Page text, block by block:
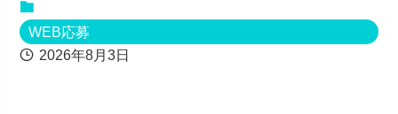
WEB応募
2026年8月3日